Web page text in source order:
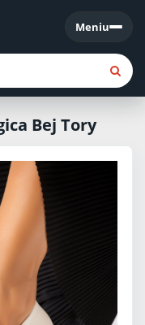
Meniu
Meniu
Bej Tory